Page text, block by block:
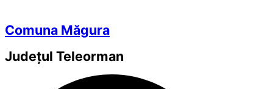
Comuna Măgura
Județul Teleorman